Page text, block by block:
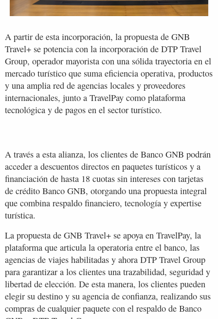
A partir de esta incorporación, la propuesta de GNB
Travel+ se potencia con la incorporación de DTP Travel
Group, operador mayorista con una sólida trayectoria en el
mercado turístico que suma eficiencia operativa, productos
y una amplia red de agencias locales y proveedores
internacionales, junto a TravelPay como plataforma
tecnológica y de pagos en el sector turístico.
A través a esta alianza, los clientes de Banco GNB podrán
acceder a descuentos directos en paquetes turísticos y a
financiación de hasta 18 cuotas sin intereses con tarjetas
de crédito Banco GNB, otorgando una propuesta integral
que combina respaldo financiero, tecnología y expertise
turística.
La propuesta de GNB Travel+ se apoya en TravelPay, la
plataforma que articula la operatoria entre el banco, las
agencias de viajes habilitadas y ahora DTP Travel Group
para garantizar a los clientes una trazabilidad, seguridad y
libertad de elección. De esta manera, los clientes pueden
elegir su destino y su agencia de confianza, realizando sus
compras de cualquier paquete con el respaldo de Banco